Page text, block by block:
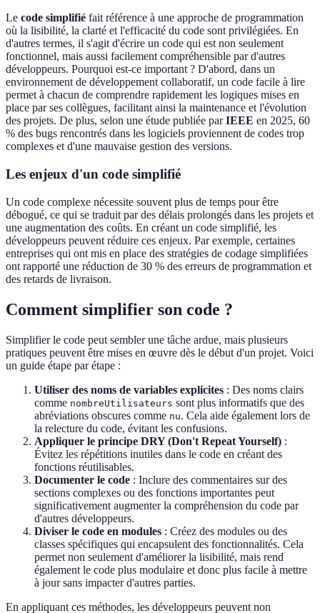
Le code simplifié fait référence à une approche de programmation
où la lisibilité, la clarté et l'efficacité du code sont privilégiées. En
d'autres termes, il s'agit d'écrire un code qui est non seulement
fonctionnel, mais aussi facilement compréhensible par d'autres
développeurs. Pourquoi est-ce important ? D'abord, dans un
environnement de développement collaboratif, un code facile à lire
permet à chacun de comprendre rapidement les logiques mises en
place par ses collègues, facilitant ainsi la maintenance et l'évolution
des projets. De plus, selon une étude publiée parIEEE en 2025, 60
% des bugs rencontrés dans les logiciels proviennent de codes trop
complexes et d'une mauvaise gestion des versions.
Les enjeux d'un code simplifié
Un code complexe nécessite souvent plus de temps pour être
débogué, ce qui se traduit par des délais prolongés dans les projets et
une augmentation des coûts. En créant un code simplifié, les
développeurs peuvent réduire ces enjeux. Par exemple, certaines
entreprises qui ont mis en place des stratégies de codage simplifiées
ont rapporté une réduction de 30 % des erreurs de programmation et
des retards de livraison.
Comment simplifier son code ?
Simplifier le code peut sembler une tâche ardue, mais plusieurs
pratiques peuvent être mises en œuvre dès le début d'un projet. Voici
un guide étape par étape :
Utiliser des noms de variables explicites : Des noms clairs
comme nombreUtilisateurs sont plus informatifs que des
abréviations obscures comme nu. Cela aide également lors de
la relecture du code, évitant les confusions.
Appliquer le principe DRY (Don't Repeat Yourself) :
Évitez les répétitions inutiles dans le code en créant des
fonctions réutilisables.
Documenter le code : Inclure des commentaires sur des
sections complexes ou des fonctions importantes peut
significativement augmenter la compréhension du code par
d'autres développeurs.
Diviser le code en modules : Créez des modules ou des
classes spécifiques qui encapsulent des fonctionnalités. Cela
permet non seulement d'améliorer la lisibilité, mais rend
également le code plus modulaire et donc plus facile à mettre
à jour sans impacter d'autres parties.
En appliquant ces méthodes, les développeurs peuvent non